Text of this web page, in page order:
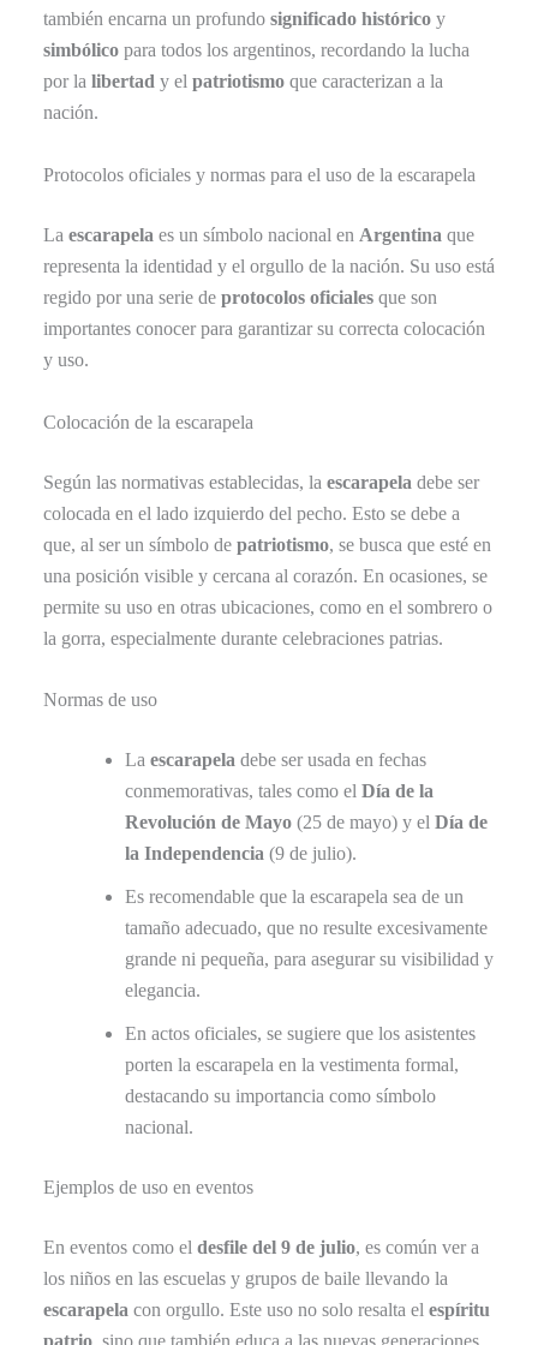
también encarna un profundo significado histórico y
simbólico para todos los argentinos, recordando la lucha
por la libertad y el patriotismo que caracterizan a la
nación.
Protocolos oficiales y normas para el uso de la escarapela
La escarapela es un símbolo nacional en Argentina que
representa la identidad y el orgullo de la nación. Su uso está
regido por una serie de protocolos oficiales que son
importantes conocer para garantizar su correcta colocación
y uso.
Colocación de la escarapela
Según las normativas establecidas, la escarapela debe ser
colocada en el lado izquierdo del pecho. Esto se debe a
que, al ser un símbolo de patriotismo, se busca que esté en
una posición visible y cercana al corazón. En ocasiones, se
permite su uso en otras ubicaciones, como en el sombrero o
la gorra, especialmente durante celebraciones patrias.
Normas de uso
La escarapela debe ser usada en fechas
conmemorativas, tales como el Día de la
Revolución de Mayo (25 de mayo) y el Día de
la Independencia (9 de julio).
Es recomendable que la escarapela sea de un
tamaño adecuado, que no resulte excesivamente
grande ni pequeña, para asegurar su visibilidad y
elegancia.
En actos oficiales, se sugiere que los asistentes
porten la escarapela en la vestimenta formal,
destacando su importancia como símbolo
nacional.
Ejemplos de uso en eventos
En eventos como el desfile del 9 de julio, es común ver a
los niños en las escuelas y grupos de baile llevando la
escarapela con orgullo. Este uso no solo resalta el espíritu
patrio , sino que también educa a las nuevas generaciones